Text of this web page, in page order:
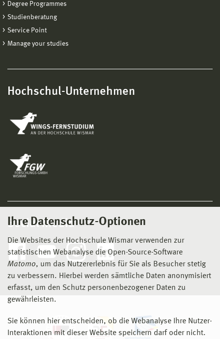
Ihre Datenschutz-Optionen
Die Websites der Hochschule Wismar verwenden zur
statistischen Webanalyse die Open-Source-Software
Matomo, um das Nutzererlebnis für Sie als Besucher stetig
zu verbessern. Hierbei werden sämtliche Daten anonymisiert
erfasst, um den Schutz personenbezogener Daten zu
gewährleisten.
Sie können hier entscheiden, ob die Webanalyse Ihre Nutzer-
Interaktionen mit dieser Website speichern darf oder nicht.
Degree Programmes
Studienberatung
Service Point
Manage your studies
Hochschul-Unternehmen
Social Media